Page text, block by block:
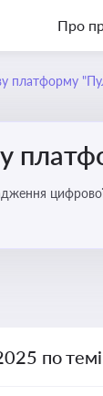
Про
платформу
по